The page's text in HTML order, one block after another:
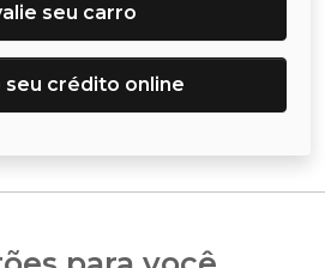
seu carro
seu crédito online